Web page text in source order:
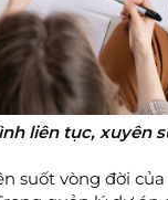
liên tục, xuyên
suốt vòng đời